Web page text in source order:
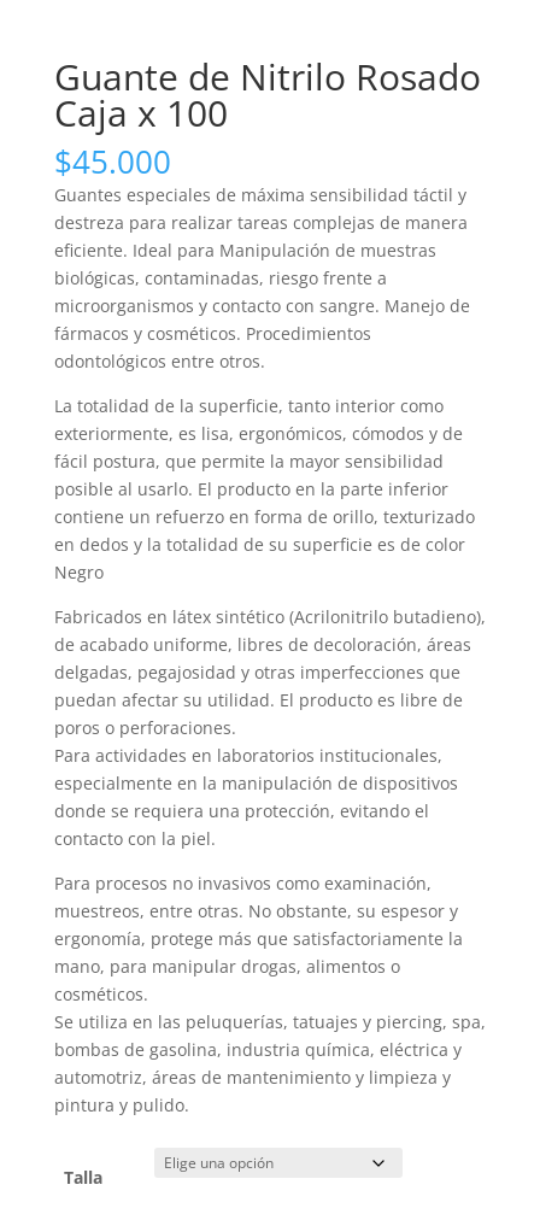
Guante de Nitrilo Rosado
Caja x 100
$45.000
Guantes especiales de máxima sensibilidad táctil y
destreza para realizar tareas complejas de manera
eficiente. Ideal para Manipulación de muestras
biológicas, contaminadas, riesgo frente a
microorganismos y contacto con sangre. Manejo de
fármacos y cosméticos. Procedimientos
odontológicos entre otros.
La totalidad de la superficie, tanto interior como
exteriormente, es lisa, ergonómicos, cómodos y de
fácil postura, que permite la mayor sensibilidad
posible al usarlo. El producto en la parte inferior
contiene un refuerzo en forma de orillo, texturizado
en dedos y la totalidad de su superficie es de color
Negro
Fabricados en látex sintético (Acrilonitrilo butadieno),
de acabado uniforme, libres de decoloración, áreas
delgadas, pegajosidad y otras imperfecciones que
puedan afectar su utilidad. El producto es libre de
poros o perforaciones.
Para actividades en laboratorios institucionales,
especialmente en la manipulación de dispositivos
donde se requiera una protección, evitando el
contacto con la piel.
Para procesos no invasivos como examinación,
muestreos, entre otras. No obstante, su espesor y
ergonomía, protege más que satisfactoriamente la
mano, para manipular drogas, alimentos o
cosméticos.
Se utiliza en las peluquerías, tatuajes y piercing, spa,
bombas de gasolina, industria química, eléctrica y
automotriz, áreas de mantenimiento y limpieza y
pintura y pulido.
Talla